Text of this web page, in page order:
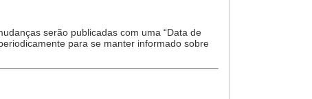
serão publicadas com uma “Data de
para se manter informado sobre